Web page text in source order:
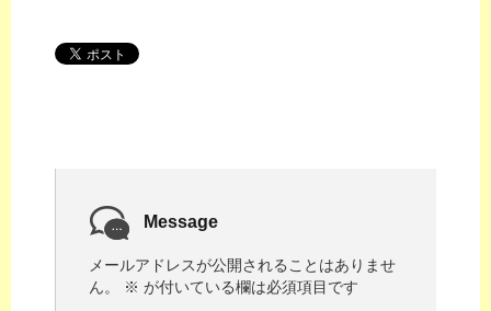
Message
メールアドレスが公開されることはありませ
ん。
※ が付いている欄は必須項目です